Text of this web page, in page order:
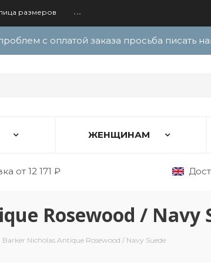
размеров ...
с оплатой заказа просьба писать
ЖЕНЩИНАМ
от 12 171 ₽
Rosewood / Navy
Nicholas Antique Rosewood / Navy Suede